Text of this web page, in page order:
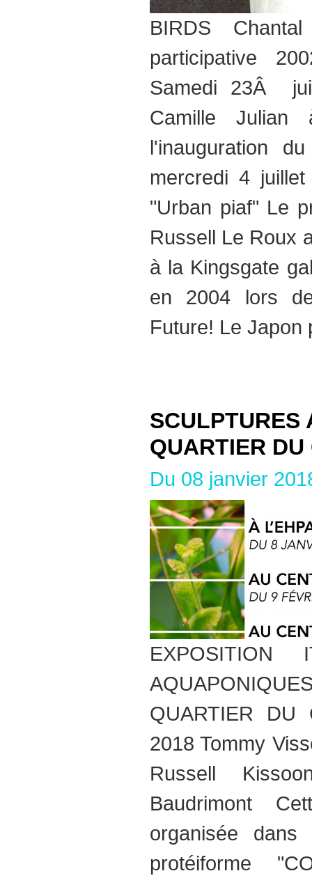
BIRDS
participative
Samedi 23Â
Camille
l'inauguration
mercredi 4
"Urban piaf" Le
Russell Le Roux
à la Kingsgate
en 2004 lors
Future! Le
SCULPTURES
QUARTIER
Du 08 janvier
EXPOSITION
QUARTIER DU
2018 Tommy
Russell
Baudrimont
organisée
protéiforme